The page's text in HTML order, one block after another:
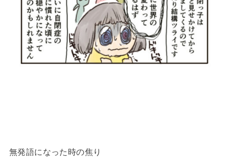
無発語になった時の焦り